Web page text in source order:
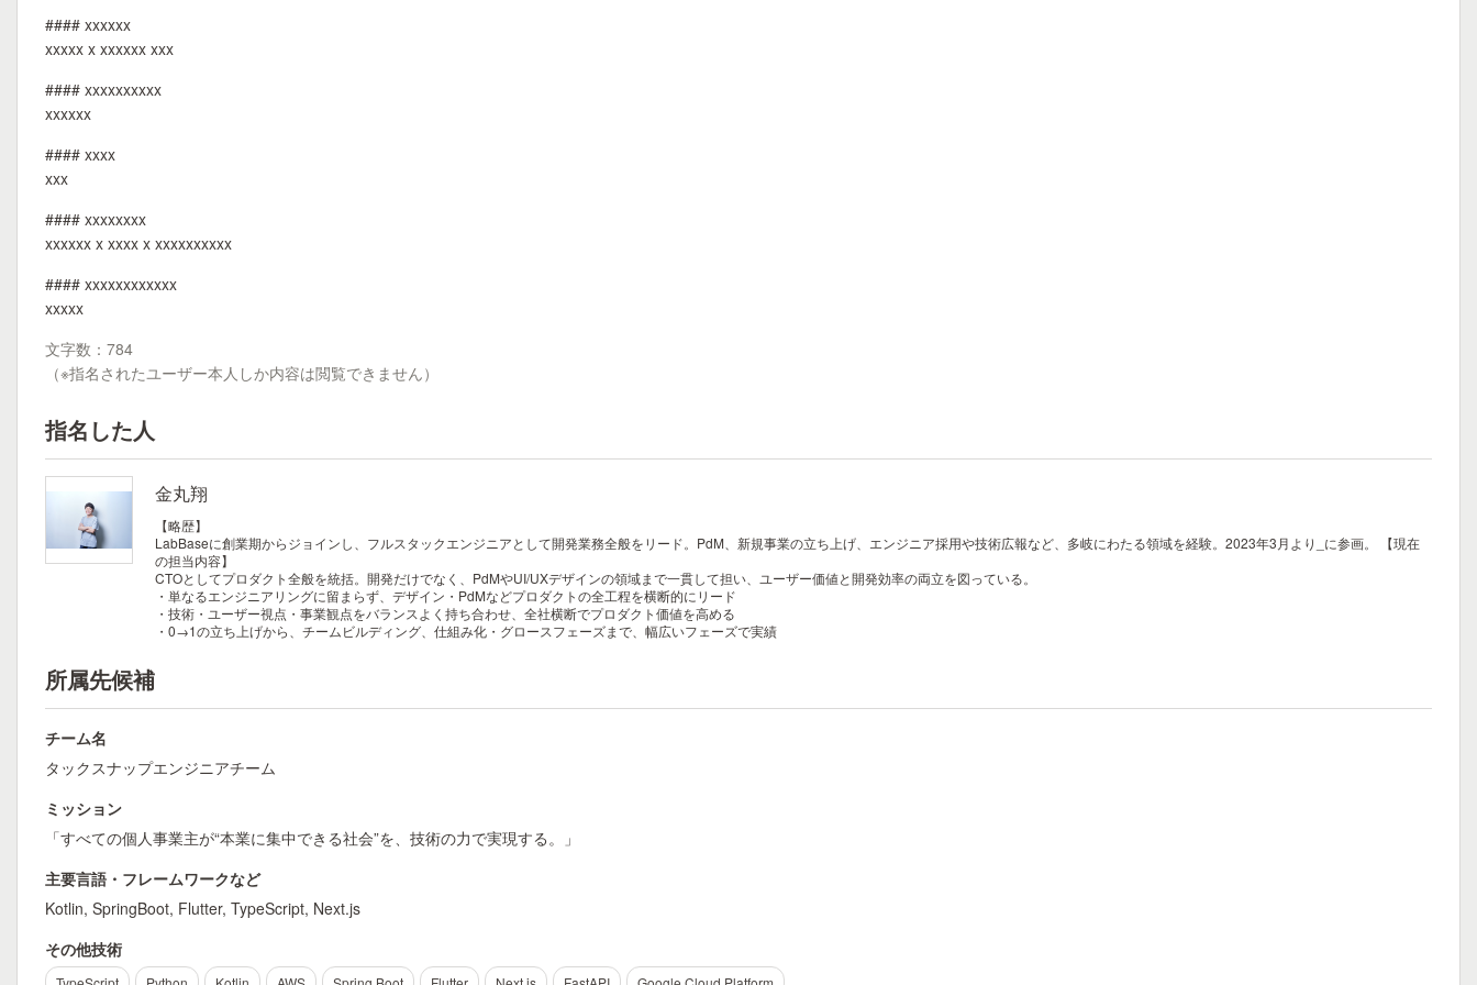
#### xxxxxx
xxxxx x xxxxxx xxx
#### xxxxxxxxxx
xxxxxx
#### xxxx
xxx
#### xxxxxxxx
xxxxxx x xxxx x xxxxxxxxxx
#### xxxxxxxxxxxx
xxxxx
文字数：784
（※指名されたユーザー本人しか内容は閲覧できません）
指名した人
金丸翔
【略歴】
LabBaseに創業期からジョインし、フルスタックエンジニアとして開発業務全般をリード。PdM、新規事業の立ち上げ、エンジニア採用や技術広報など、多岐にわたる領域を経験。2023年3月より_に参画。
【現在
の担当内容】
CTOとしてプロダクト全般を統括。開発だけでなく、PdMやUI/UXデザインの領域まで一貫して担い、ユーザー価値と開発効率の両立を図っている。
・単なるエンジニアリングに留まらず、デザイン・PdMなどプロダクトの全工程を横断的にリード
・技術・ユーザー視点・事業観点をバランスよく持ち合わせ、全社横断でプロダクト価値を高める
・0→1の立ち上げから、チームビルディング、仕組み化・グロースフェーズまで、幅広いフェーズで実績
所属先候補
チーム名
タックスナップエンジニアチーム
ミッション
「すべての個人事業主が“本業に集中できる社会”を、技術の力で実現する。」
主要言語・フレームワークなど
Kotlin, SpringBoot, Flutter, TypeScript, Next.js
その他技術